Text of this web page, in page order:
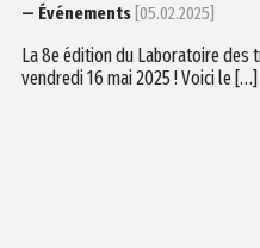
— Événements[05.02.2025]
La 8e édition du Laboratoire des
vendredi 16 mai 2025 ! Voici le […]